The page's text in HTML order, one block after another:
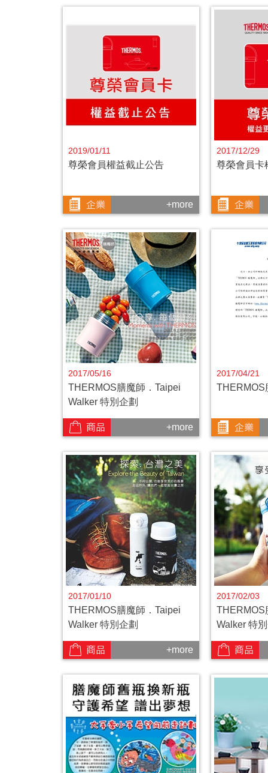
2019/01/11
尊榮會員權益截止公告
+more
2017/12/29
尊榮會員卡
2017/05/16
THERMOS膳魔師．Taipei
Walker 特別企劃
+more
2017/04/21
THERMOS
2017/01/10
THERMOS膳魔師．Taipei
Walker 特別企劃
+more
2017/02/03
THERMOS
Walker 特